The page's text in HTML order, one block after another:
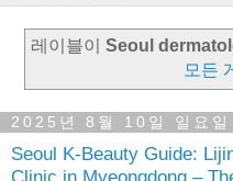
레이블이 Seoul
모든
2025년 8월 10일 일요일
Seoul K-Beauty Guide: